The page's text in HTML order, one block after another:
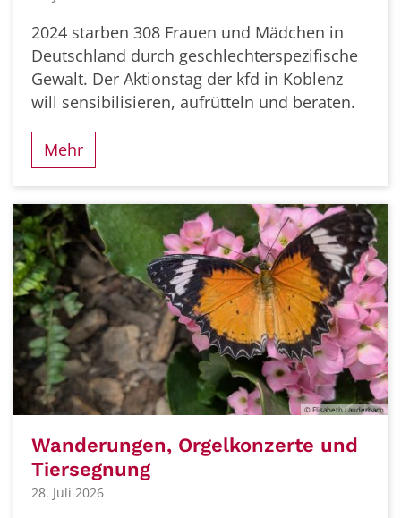
2024 starben 308 Frauen und Mädchen in
Deutschland durch geschlechterspezifische
Gewalt. Der Aktionstag der kfd in Koblenz
will sensibilisieren, aufrütteln und beraten.
Mehr
© Elisabeth Lauderbach
Wanderungen, Orgelkonzerte und
Tiersegnung
28. Juli 2026